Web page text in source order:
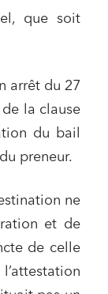
que soit
arrêt du 27
la clause
du bail
preneur.
ne
et de
de celle